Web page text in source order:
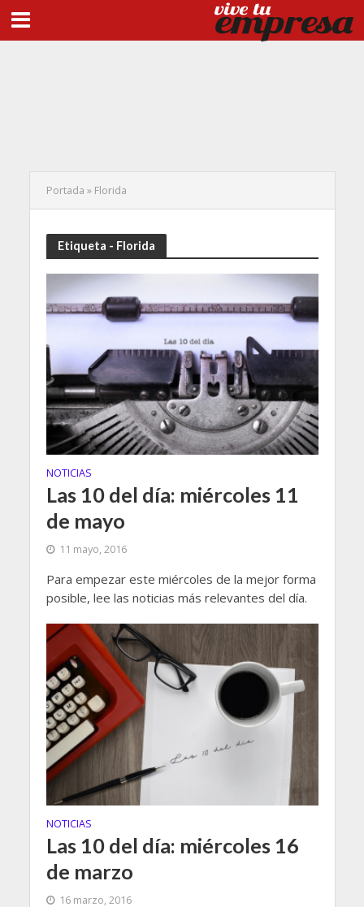
Portada » Florida
Etiqueta - Florida
NOTICIAS
Las 10 del día: miércoles 11
de mayo
11 mayo, 2016
Para empezar este miércoles de la mejor forma
posible, lee las noticias más relevantes del día.
NOTICIAS
Las 10 del día: miércoles 16
de marzo
16 marzo, 2016